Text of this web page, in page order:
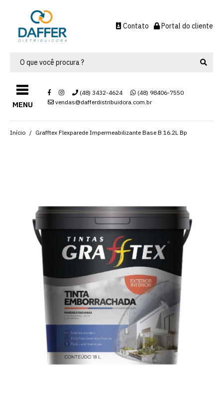
Contato Portal do cliente
MENU
(48) 3432-4624
(48) 98406-7550
vendas@dafferdistribuidora.com.br
Início Grafftex Flexparede Impermeabilizante Base B 16.2L Bp